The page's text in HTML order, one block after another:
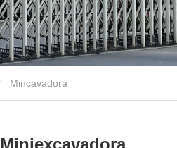
Mincavadora
Miniexcavadora